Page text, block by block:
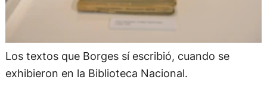
Los textos que Borges sí escribió, cuando se
exhibieron en la Biblioteca Nacional.